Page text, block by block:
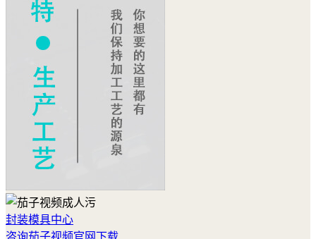
封装模具中心
咨询茄子视频官网下载